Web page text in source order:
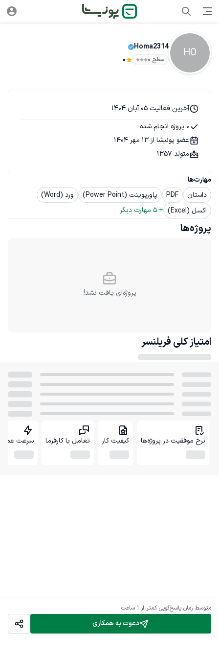
HO
Homa2314
سطح ۰ 0
دعوت به همکاری
متوسط زمان پاسخ‌گویی کمتر از 1 ساعت
مهارت‌ها
داستان
PDF پاورپوینت (Power Point)
ورد (Word)
اکسل (Excel)
+
5 مهارت دیگر
آخرین فعالیت 05 آبان 1404
0 پروژه انجام شده
عضو پونیشا از 13 مهر 1404
متولد 1357
پروژه‌ها
پروژه‌ای یافت نشد!
امتیاز کلی فریلنسر
نرخ موفقیت در پروژه‌ها کیفیت کار تعامل با کارفرما سرعت عمل